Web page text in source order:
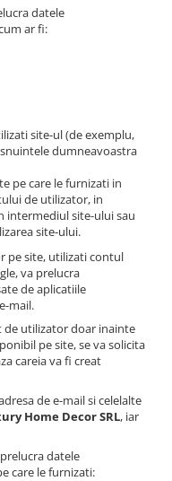
datele
ar fi:
site-ul (de exemplu,
dumneavoastra
pe care le furnizati in
de utilizator, in
intermediul site-ului sau
site-ului.
pe site, utilizati contul
va prelucra
de aplicatiile
mail.
de utilizator doar inainte
pe site, se va solicita
careia va fi creat
de e-mail si celelalte
Home Decor SRL, iar
datele
care le furnizati: